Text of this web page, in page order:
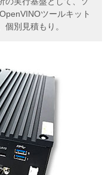
ツールキット
別見積もり。